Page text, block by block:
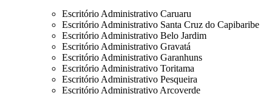
Escritório Administrativo Caruaru
Escritório Administrativo Santa Cruz do Capibaribe
Escritório Administrativo Belo Jardim
Escritório Administrativo Gravatá
Escritório Administrativo Garanhuns
Escritório Administrativo Toritama
Escritório Administrativo Pesqueira
Escritório Administrativo Arcoverde